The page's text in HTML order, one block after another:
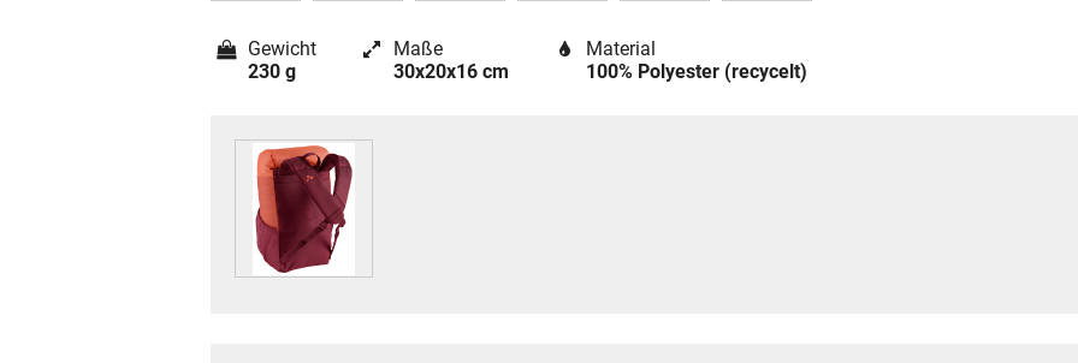
Gewicht
230 g
Maße
30x20x16 cm
Material
100% Polyester (recycelt)